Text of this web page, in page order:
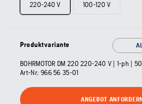
220-240 V 100-120 V
Produktvariante
BOHRMOTOR DM 220 220-240 V | 1-ph |
Art-Nr.: 966 56 35‑01
ANGEBOT